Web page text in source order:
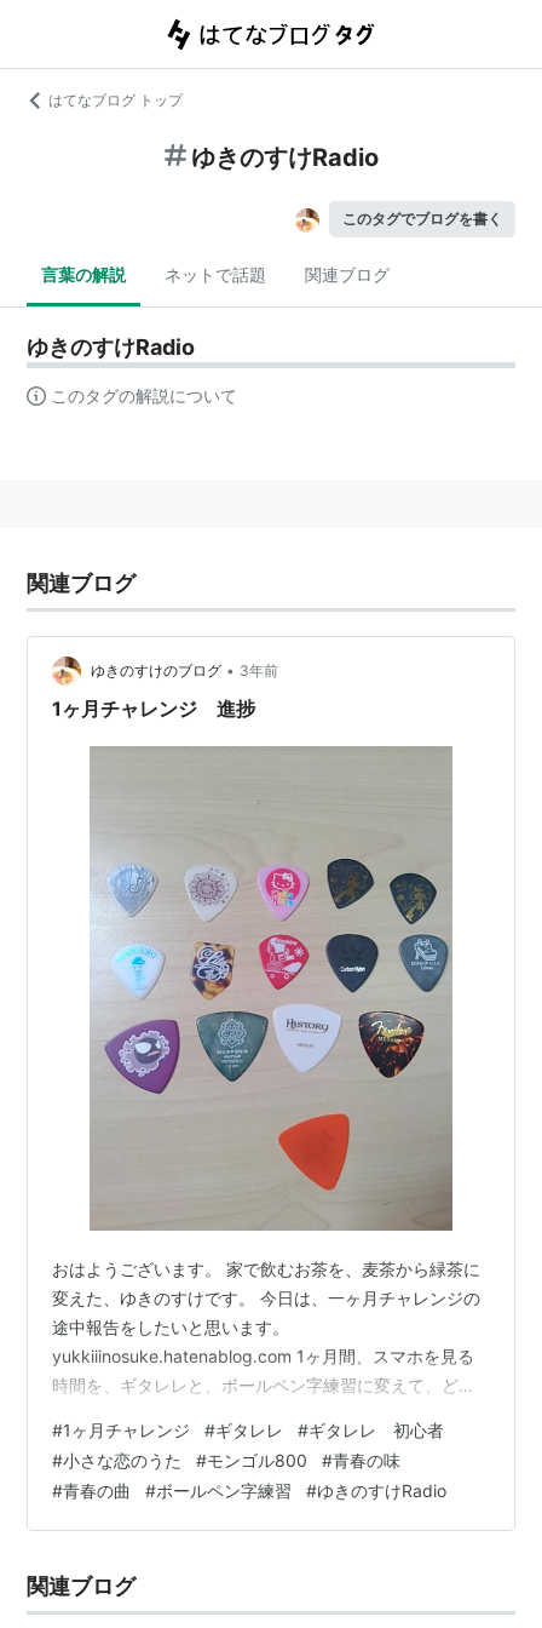
はてなブログ トップ
ゆきのすけRadio
このタグでブログを書く
言葉の解説 ネットで話題 関連ブログ
ゆきのすけRadio
このタグの解説について
関連ブログ
ゆきのすけのブログ • 3年前
1ヶ月チャレンジ 進捗
おはようございます。 家で飲むお茶を、麦茶から緑茶に
変えた、ゆきのすけです。 今日は、一ヶ月チャレンジの
途中報告をしたいと思います。
yukkiiinosuke.hatenablog.com 1ヶ月間、スマホを見る
時間を、ギタレレと、ボールペン字練習に変えて、どれ
ず、ギタレレですが…。 毎日練習を心掛けていますが、
土日は娘が活動的なので、そっちを優先して、練習でき
ない日がありました。 また、一日練習できないと、やる
気が削がれてやめてしまいそうになります。 しかし！ こ
していると、 妻が、好…
#1ヶ月チャレンジ #ギタレレ #ギタレレ 初心者
#小さな恋のうた #モンゴル800 #青春の味
#青春の曲 #ボールペン字練習 #ゆきのすけRadio
関連ブログ